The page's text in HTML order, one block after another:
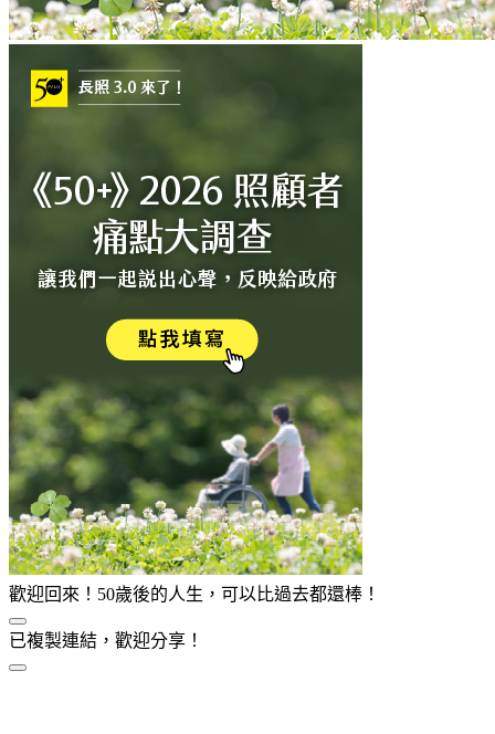
歡迎回來！50歲後的人生，可以比過去都還棒！
已複製連結，歡迎分享！